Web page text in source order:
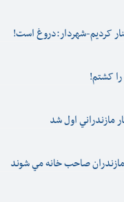
کرديم-شهردار:دروغ است!
کشتم!
مازندراني اول شد
صاحب خانه مي شوند